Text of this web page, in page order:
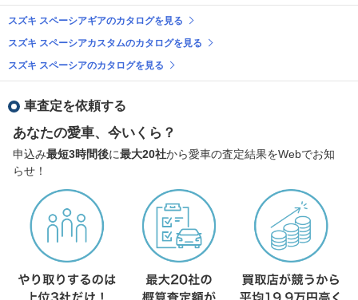
スズキ スペーシアギアのカタログを見る
スズキ スペーシアカスタムのカタログを見る
スズキ スペーシアのカタログを見る
車査定を依頼する
あなたの愛車、今いくら？
申込み最短3時間後に最大20社から愛車の査定結果をWebでお知
らせ！